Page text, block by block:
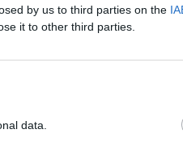
by us to third parties on the
it to other third parties.
data.